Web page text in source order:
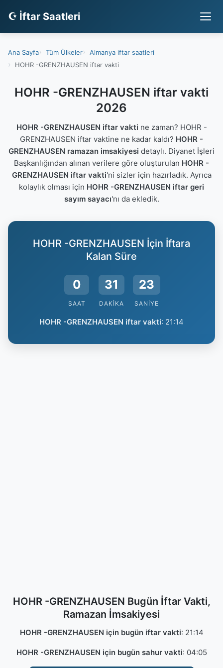
☪ İftar Saatleri
Ana Sayfa Tüm Ülkeler
Almanya iftar saatleri
HOHR -GRENZHAUSEN iftar vakti
HOHR -GRENZHAUSEN iftar vakti
2026
HOHR -GRENZHAUSEN iftar vakti ne zaman? HOHR -
GRENZHAUSEN iftar vaktine ne kadar kaldı? HOHR -
GRENZHAUSEN ramazan imsakiyesi detaylı. Diyanet İşleri
Başkanlığından alınan verilere göre oluşturulan HOHR -
GRENZHAUSEN iftar vakti'ni sizler için hazırladık. Ayrıca
kolaylık olması için HOHR -GRENZHAUSEN iftar geri
sayım sayacı'nı da ekledik.
HOHR -GRENZHAUSEN İçin İftara
Kalan Süre
0
SAAT
31
DAKIKA
22
SANIYE
HOHR -GRENZHAUSEN iftar vakti: 21:14
HOHR -GRENZHAUSEN Bugün İftar Vakti,
Ramazan İmsakiyesi
HOHR -GRENZHAUSEN için bugün iftar vakti: 21:14
HOHR -GRENZHAUSEN için bugün sahur vakti: 04:05